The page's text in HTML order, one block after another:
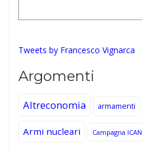
Tweets by Francesco Vignarca
Argomenti
Altreconomia armamenti
Armi nucleari Campagna ICAN